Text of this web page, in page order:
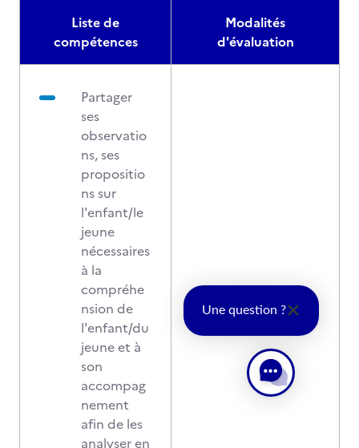
Liste de
compétences
Modalités
d'évaluation
Partager
ses
observatio
ns, ses
propositio
ns sur
l'enfant/le
jeune
nécessaires
à la
compréhe
nsion de
l'enfant/du
jeune et à
son
accompag
nement
afin de les
analyser en
Une question ?